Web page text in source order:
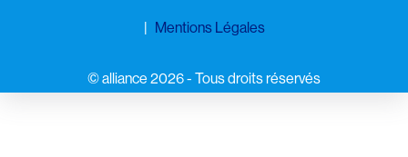
Mentions Légales
©️ alliance 2026 - Tous droits réservés